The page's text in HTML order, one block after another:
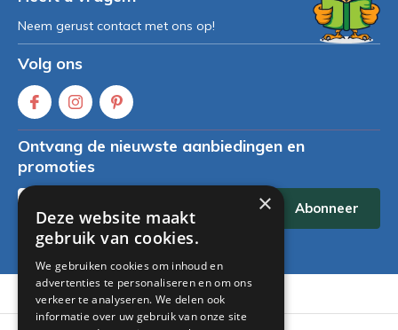
Neem gerust contact met ons op!
Volg ons
Ontvang de nieuwste aanbiedingen en
promoties
Abonneer
* Lees hier de wettelijke beperkingen
Klantenservice
×
Deze website maakt
gebruik van cookies.
We gebruiken cookies om inhoud en
advertenties te personaliseren en om ons
verkeer te analyseren. We delen ook
informatie over uw gebruik van onze site